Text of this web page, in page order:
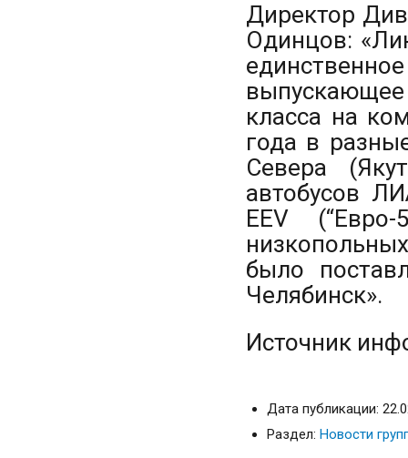
Директор
Одинцов:
класса на
года в
Севера
автобусов
EEV
было
Челябинск».
Источник
Дата публикации:
Раздел: Новости